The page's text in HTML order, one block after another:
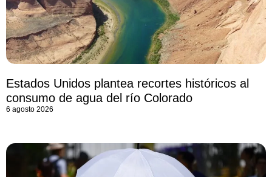
Estados Unidos plantea recortes históricos al
consumo de agua del río Colorado
6 agosto 2026